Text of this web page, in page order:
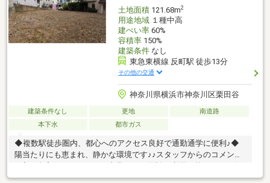
土地面積121.68m2
用途地域１種中高
建ぺい率60%
容積率150%
建築条件なし
東急東横線 反町駅 徒歩13分
その他の交通
神奈川県横浜市神奈川区栗田谷
建築条件なし 更地
南道路
本下水
都市ガス
◆複数駅徒歩圏内、都心へのアクセス良好で通勤通学に便利♪◆
陽当たりにも恵まれ、静かな環境です♪♪スタッフからのコメント
軽にお問い合わせください。◇「横浜・川崎」の最新物件はもち